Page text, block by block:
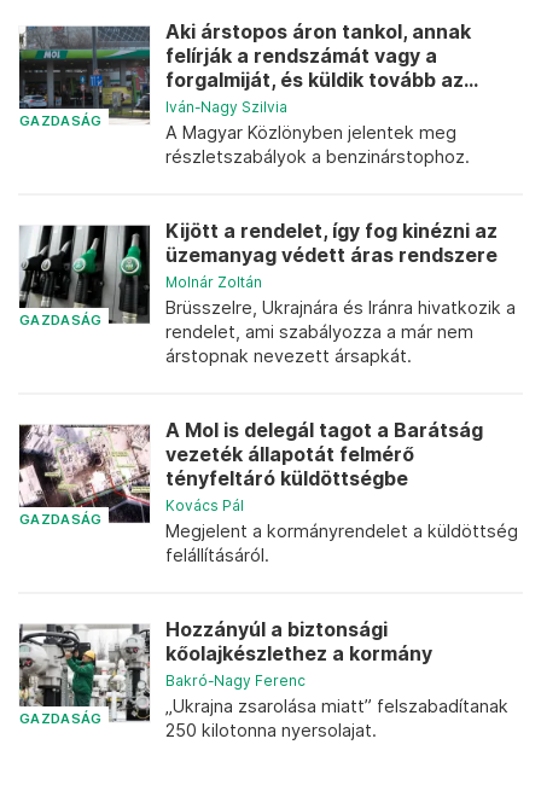
GAZDASÁG
Aki árstopos áron tankol, annak
felírják a rendszámát vagy a
forgalmiját, és küldik tovább az...
Iván-Nagy Szilvia
A Magyar Közlönyben jelentek meg
részletszabályok a benzinárstophoz.
GAZDASÁG
Kijött a rendelet, így fog kinézni az
üzemanyag védett áras rendszere
Molnár Zoltán
Brüsszelre, Ukrajnára és Iránra hivatkozik a
rendelet, ami szabályozza a már nem
árstopnak nevezett ársapkát.
GAZDASÁG
A Mol is delegál tagot a Barátság
vezeték állapotát felmérő
tényfeltáró küldöttségbe
Kovács Pál
Megjelent a kormányrendelet a küldöttség
felállításáról.
GAZDASÁG
Hozzányúl a biztonsági
kőolajkészlethez a kormány
Bakró-Nagy Ferenc
„Ukrajna zsarolása miatt” felszabadítanak
250 kilotonna nyersolajat.